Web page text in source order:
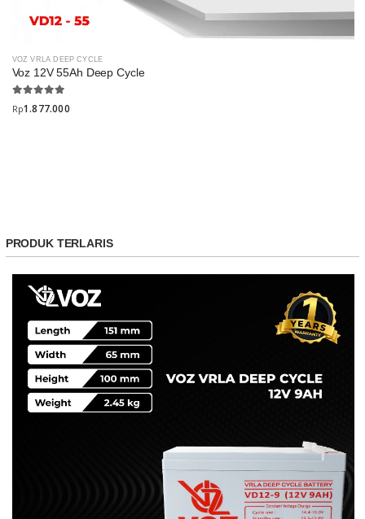
VOZ VRLA DEEP CYCLE
Voz 12V 55Ah Deep Cycle
Rp1.877.000
PRODUK TERLARIS